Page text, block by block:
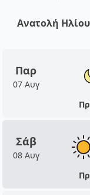
Ανατολή Ηλίου
Παρ
07 Αυγ
Σάβ
08 Αυγ